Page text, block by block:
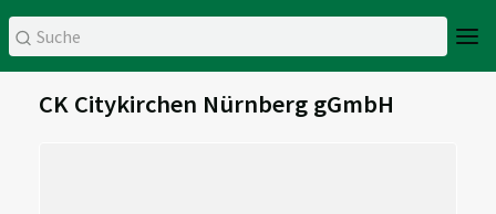
CK Citykirchen Nürnberg gGmbH